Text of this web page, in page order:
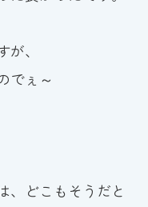
が、
でぇ～
、どこもそうだと